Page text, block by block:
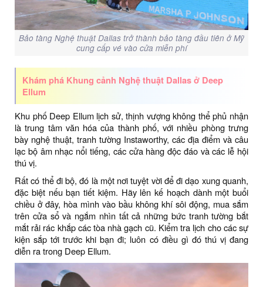
Bảo tàng Nghệ thuật Dallas trở thành bảo tàng đầu tiên ở Mỹ
cung cấp vé vào cửa miễn phí
Khám phá Khung cảnh Nghệ thuật Dallas ở Deep
Ellum
Khu phố Deep Ellum lịch sử, thịnh vượng không thể phủ nhận
là trung tâm văn hóa của thành phố, với nhiều phòng trưng
bày nghệ thuật, tranh tường Instaworthy, các địa điểm và câu
lạc bộ âm nhạc nổi tiếng, các cửa hàng độc đáo và các lễ hội
thú vị.
Rất có thể đi bộ, đó là một nơi tuyệt vời để đi dạo xung quanh,
đặc biệt nếu bạn tiết kiệm. Hãy lên kế hoạch dành một buổi
chiều ở đây, hòa mình vào bầu không khí sôi động, mua sắm
trên cửa sổ và ngắm nhìn tất cả những bức tranh tường bắt
mắt rải rác khắp các tòa nhà gạch cũ. Kiểm tra lịch cho các sự
kiện sắp tới trước khi bạn đi; luôn có điều gì đó thú vị đang
diễn ra trong Deep Ellum.